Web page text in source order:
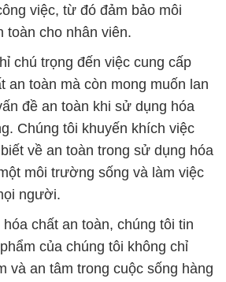
việc, từ đó đảm bảo môi
toàn cho nhân viên.
chú trọng đến việc cung cấp
an toàn mà còn mong muốn lan
đề an toàn khi sử dụng hóa
Chúng tôi khuyến khích việc
về an toàn trong sử dụng hóa
môi trường sống và làm việc
người.
chất an toàn, chúng tôi tin
của chúng tôi không chỉ
và an tâm trong cuộc sống hàng